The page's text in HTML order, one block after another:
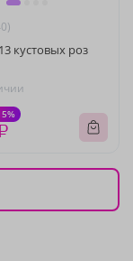
кустовых роз